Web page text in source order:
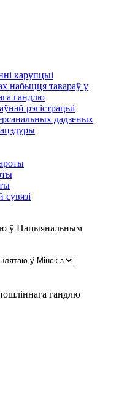
карупцыі
набыцця тавараў у
гандлю
рэгістрацыі
дадзеных
ў Нацыянальным
гандлю